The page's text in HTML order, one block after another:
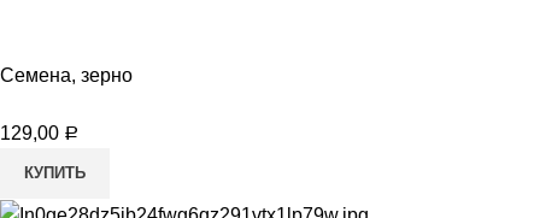
Семена, зерно
129,00 Р
КУПИТЬ